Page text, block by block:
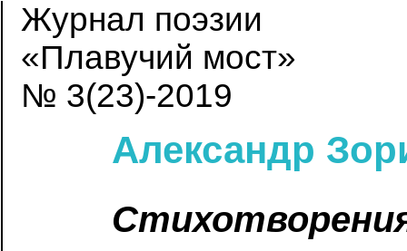
Журнал поэзии
«Плавучий мост»
№ 3(23)-2019
Александр